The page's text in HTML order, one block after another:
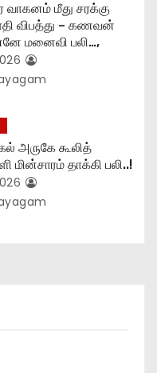
வாகனம் மீது சரக்கு
விபத்து – கணவன்
மனைவி பலி…,
அருகே கூலித்
மின்சாரம் தாக்கி பலி..!